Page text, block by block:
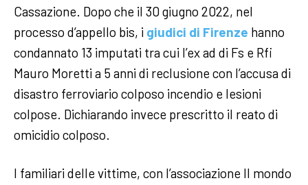
Cassazione. Dopo che il 30 giugno 2022, nel
processo d’appello bis, i giudici di Firenze hanno
condannato 13 imputati tra cui l’ex ad di Fs e Rfi
Mauro Moretti a 5 anni di reclusione con l’accusa di
disastro ferroviario colposo incendio e lesioni
colpose. Dichiarando invece prescritto il reato di
omicidio colposo.
I familiari delle vittime, con l’associazione Il mondo